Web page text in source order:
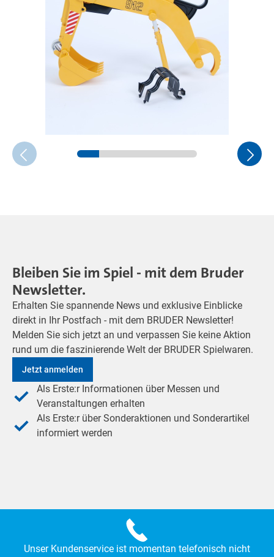
Bleiben Sie im Spiel - mit dem Bruder
Newsletter.
Erhalten Sie spannende News und exklusive Einblicke
direkt in Ihr Postfach - mit dem BRUDER Newsletter!
Melden Sie sich jetzt an und verpassen Sie keine Aktion
rund um die faszinierende Welt der BRUDER Spielwaren.
Jetzt anmelden
Als Erste:r Informationen über Messen und
Veranstaltungen erhalten
Als Erste:r über Sonderaktionen und Sonderartikel
informiert werden
Unser Kundenservice ist momentan telefonisch nicht